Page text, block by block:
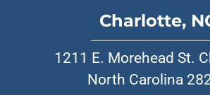
Charlotte,
1211 E. Morehead St.
North Carolina